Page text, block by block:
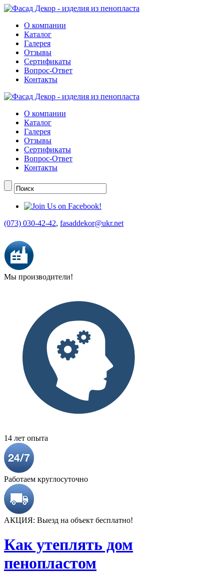
О компании
Каталог
Галерея
Отзывы
Сертификаты
Вопрос-Ответ
Контакты
О компании
Каталог
Галерея
Отзывы
Сертификаты
Вопрос-Ответ
Контакты
(073) 030-42-42, fasaddekor@ukr.net
Мы производители!
14 лет опыта
Работаем круглосуточно
АКЦИЯ: Выезд на объект бесплатно!
Как утеплять дом
пенопластом